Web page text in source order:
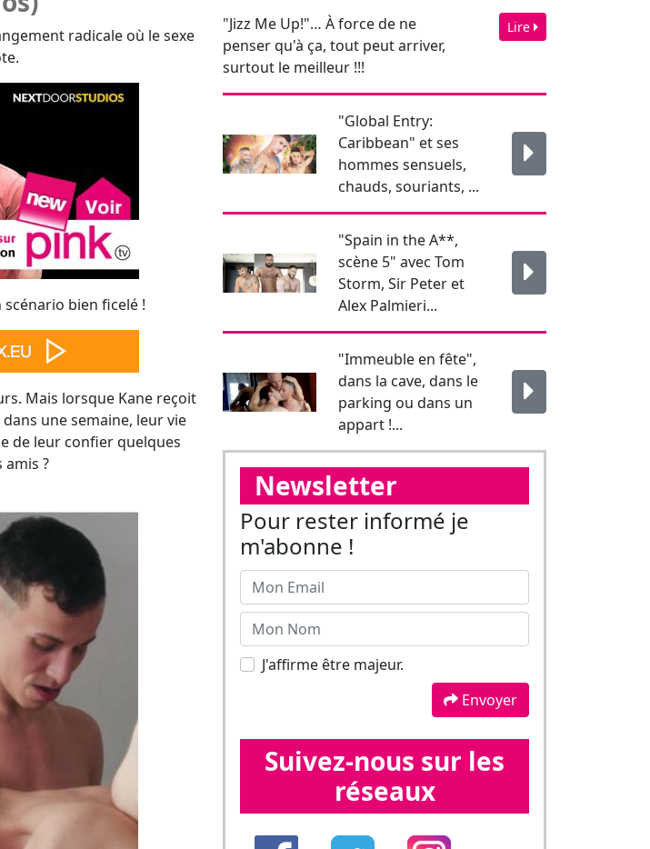
bien ficelé !
Mais lorsque Kane reçoit
une semaine, leur vie
de leur confier quelques
"Spain in the A**,
Alex Palmieri...
"Immeuble en fête",
appart !...
Newsletter
m'abonne !
J'affirme être majeur.
Envoyer
Suivez-nous sur les
réseaux